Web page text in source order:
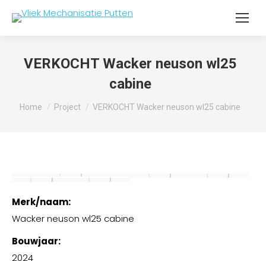
VERKOCHT Wacker neuson wl25
cabine
Je bent hier:
Home Project VERKOCHT Wacker neuson wl25 cabine
Merk/naam:
Wacker neuson wl25 cabine
Bouwjaar:
2024